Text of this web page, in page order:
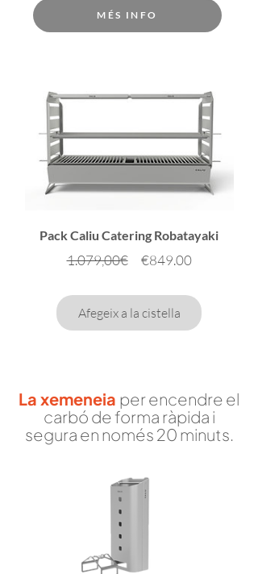
MÉS INFO
Pack Caliu Catering Robatayaki
1.079,00€
Preu
€849.00Preu
Afegeix a la cistella
La xemeneia per encendre el
carbó de forma ràpida i
segura en només 20 minuts.